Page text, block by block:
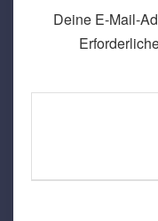
Deine E-Mail-